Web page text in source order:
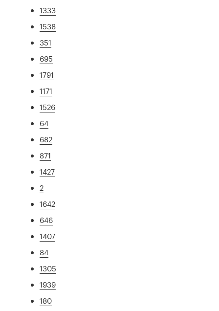
1333
1538
351
695
1791
1171
1526
64
682
871
1427
2
1642
646
1407
84
1305
1939
180